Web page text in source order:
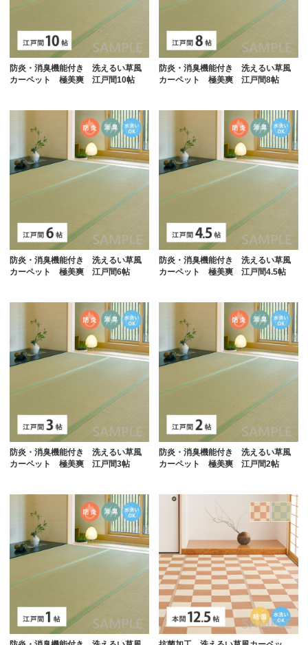
防炎・消臭機能付き 洗えるい草風
カーペット 極美爽 江戸間10帖
防炎・消臭機能付き 洗えるい草風
カーペット 極美爽 江戸間8帖
防炎・消臭機能付き 洗えるい草風
カーペット 極美爽 江戸間6帖
防炎・消臭機能付き 洗えるい草風
カーペット 極美爽 江戸間4.5帖
防炎・消臭機能付き 洗えるい草風
カーペット 極美爽 江戸間3帖
防炎・消臭機能付き 洗えるい草風
カーペット 極美爽 江戸間2帖